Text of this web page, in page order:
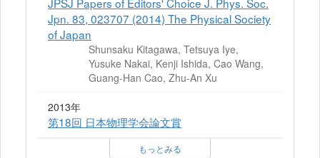
Jpn. 83, 023707 (2014) The Physical Society
of Japan
Shunsaku Kitagawa, Tetsuya Iye,
Yusuke Nakai, Kenji Ishida, Cao Wang,
Guang-Han Cao, Zhu-An Xu
2013年
第18回 日本物理学会論文賞
もっとみる